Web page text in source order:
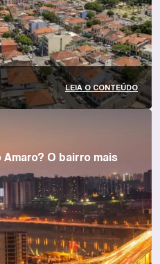
LEIA O CONTEÚDO
O bairro mais